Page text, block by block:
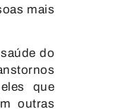
mais
do
que
outras